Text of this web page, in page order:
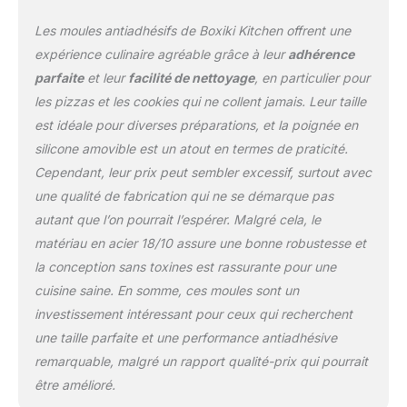
homogene de la
temperature sur toute la
plaque cuisson four.
Cuissons dorees et
regulieres a chaque
fournee, des bords aux
centres, pour des
resultats parfaits
POIGNEES SILICONE
SECURISEES - Larges
poignees en silicone
rouge resistant a la
chaleur pour manipuler
confiance. Supporte
jusqu'a 232 degres
Celsius, resiste a la
deformation, aux bosses
Les moules antiadhésifs de Boxiki Kitchen offrent une
expérience culinaire agréable grâce à leuradhérence
parfaiteet leurfacilité de nettoyage, en particulier pour
les pizzas et les cookies qui ne collent jamais. Leur taille
est idéale pour diverses préparations, et la poignée en
silicone amovible est un atout en termes de praticité.
Cependant, leur prix peut sembler excessif, surtout avec
une qualité de fabrication qui ne se démarque pas
autant que l’on pourrait l’espérer. Malgré cela, le
matériau en acier 18/10 assure une bonne robustesse et
la conception sans toxines est rassurante pour une
cuisine saine. En somme, ces moules sont un
investissement intéressant pour ceux qui recherchent
une taille parfaite et une performance antiadhésive
remarquable, malgré un rapport qualité-prix qui pourrait
être amélioré.